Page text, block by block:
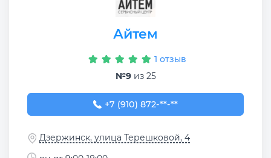
Айтем
1 отзыв
№9из 25
+7 (910) 872-37-77
+7 (910) 872-**-**
Дзержинск, улица Терешковой, 4